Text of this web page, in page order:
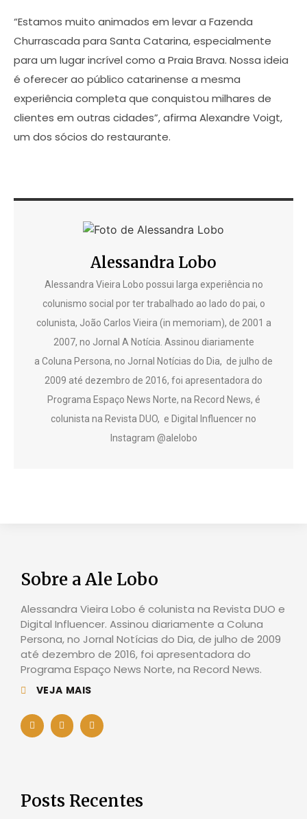
“Estamos muito animados em levar a Fazenda
Churrascada para Santa Catarina, especialmente
para um lugar incrível como a Praia Brava. Nossa ideia
é oferecer ao público catarinense a mesma
experiência completa que conquistou milhares de
clientes em outras cidades”, afirma Alexandre Voigt,
um dos sócios do restaurante.
Alessandra Lobo
Alessandra Vieira Lobo possui larga experiência no
colunismo social por ter trabalhado ao lado do pai, o
colunista, João Carlos Vieira (in memoriam), de 2001 a
2007, no Jornal A Notícia. Assinou diariamente
a Coluna Persona, no Jornal Notícias do Dia, de julho de
2009 até dezembro de 2016, foi apresentadora do
Programa Espaço News Norte, na Record News, é
colunista na Revista DUO, e Digital Influencer no
Instagram @alelobo
Sobre a Ale Lobo
Alessandra Vieira Lobo é colunista na Revista DUO e
Digital Influencer. Assinou diariamente a Coluna
Persona, no Jornal Notícias do Dia, de julho de 2009
até dezembro de 2016, foi apresentadora do
Programa Espaço News Norte, na Record News.
VEJA MAIS
Posts Recentes